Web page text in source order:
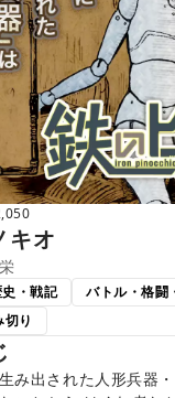
キオ
・戦記 バトル・格闘
切り
み出された人形兵器